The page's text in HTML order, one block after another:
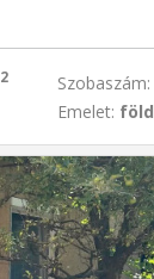
2 Szobaszám:
Emelet: